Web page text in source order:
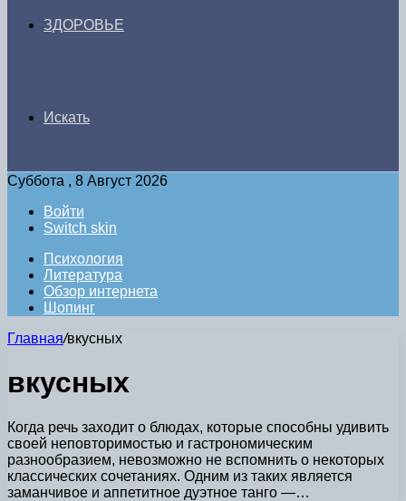
ЗДОРОВЬЕ
Искать
Суббота , 8 Август 2026
Войти
Switch skin
Психология
Литература
Обзор интернета
Шопинг
Главная/вкусных
вкусных
Когда речь заходит о блюдах, которые способны удивить
своей неповторимостью и гастрономическим
разнообразием, невозможно не вспомнить о некоторых
классических сочетаниях. Одним из таких является
заманчивое и аппетитное дуэтное танго —…